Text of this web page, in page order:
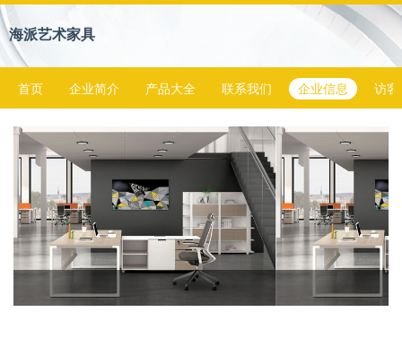
海派艺术家具
首页 企业简介 产品大全 联系我们 企业信息 访客